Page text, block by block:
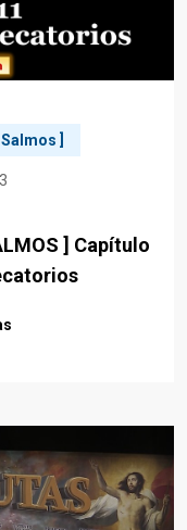
]
] Capítulo